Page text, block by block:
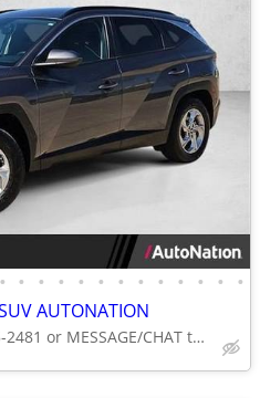
• • • • • • • • • • • • •
AUTONATION
Call (844) 335-2481 or MESSAGE/CHAT to confirm availability